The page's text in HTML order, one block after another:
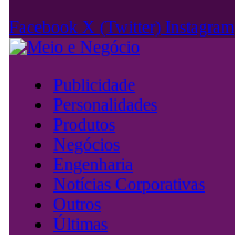
Facebook X (Twitter) Instagram
Publicidade
Personalidades
Produtos
Negócios
Engenharia
Notícias Corporativas
Outros
Últimas